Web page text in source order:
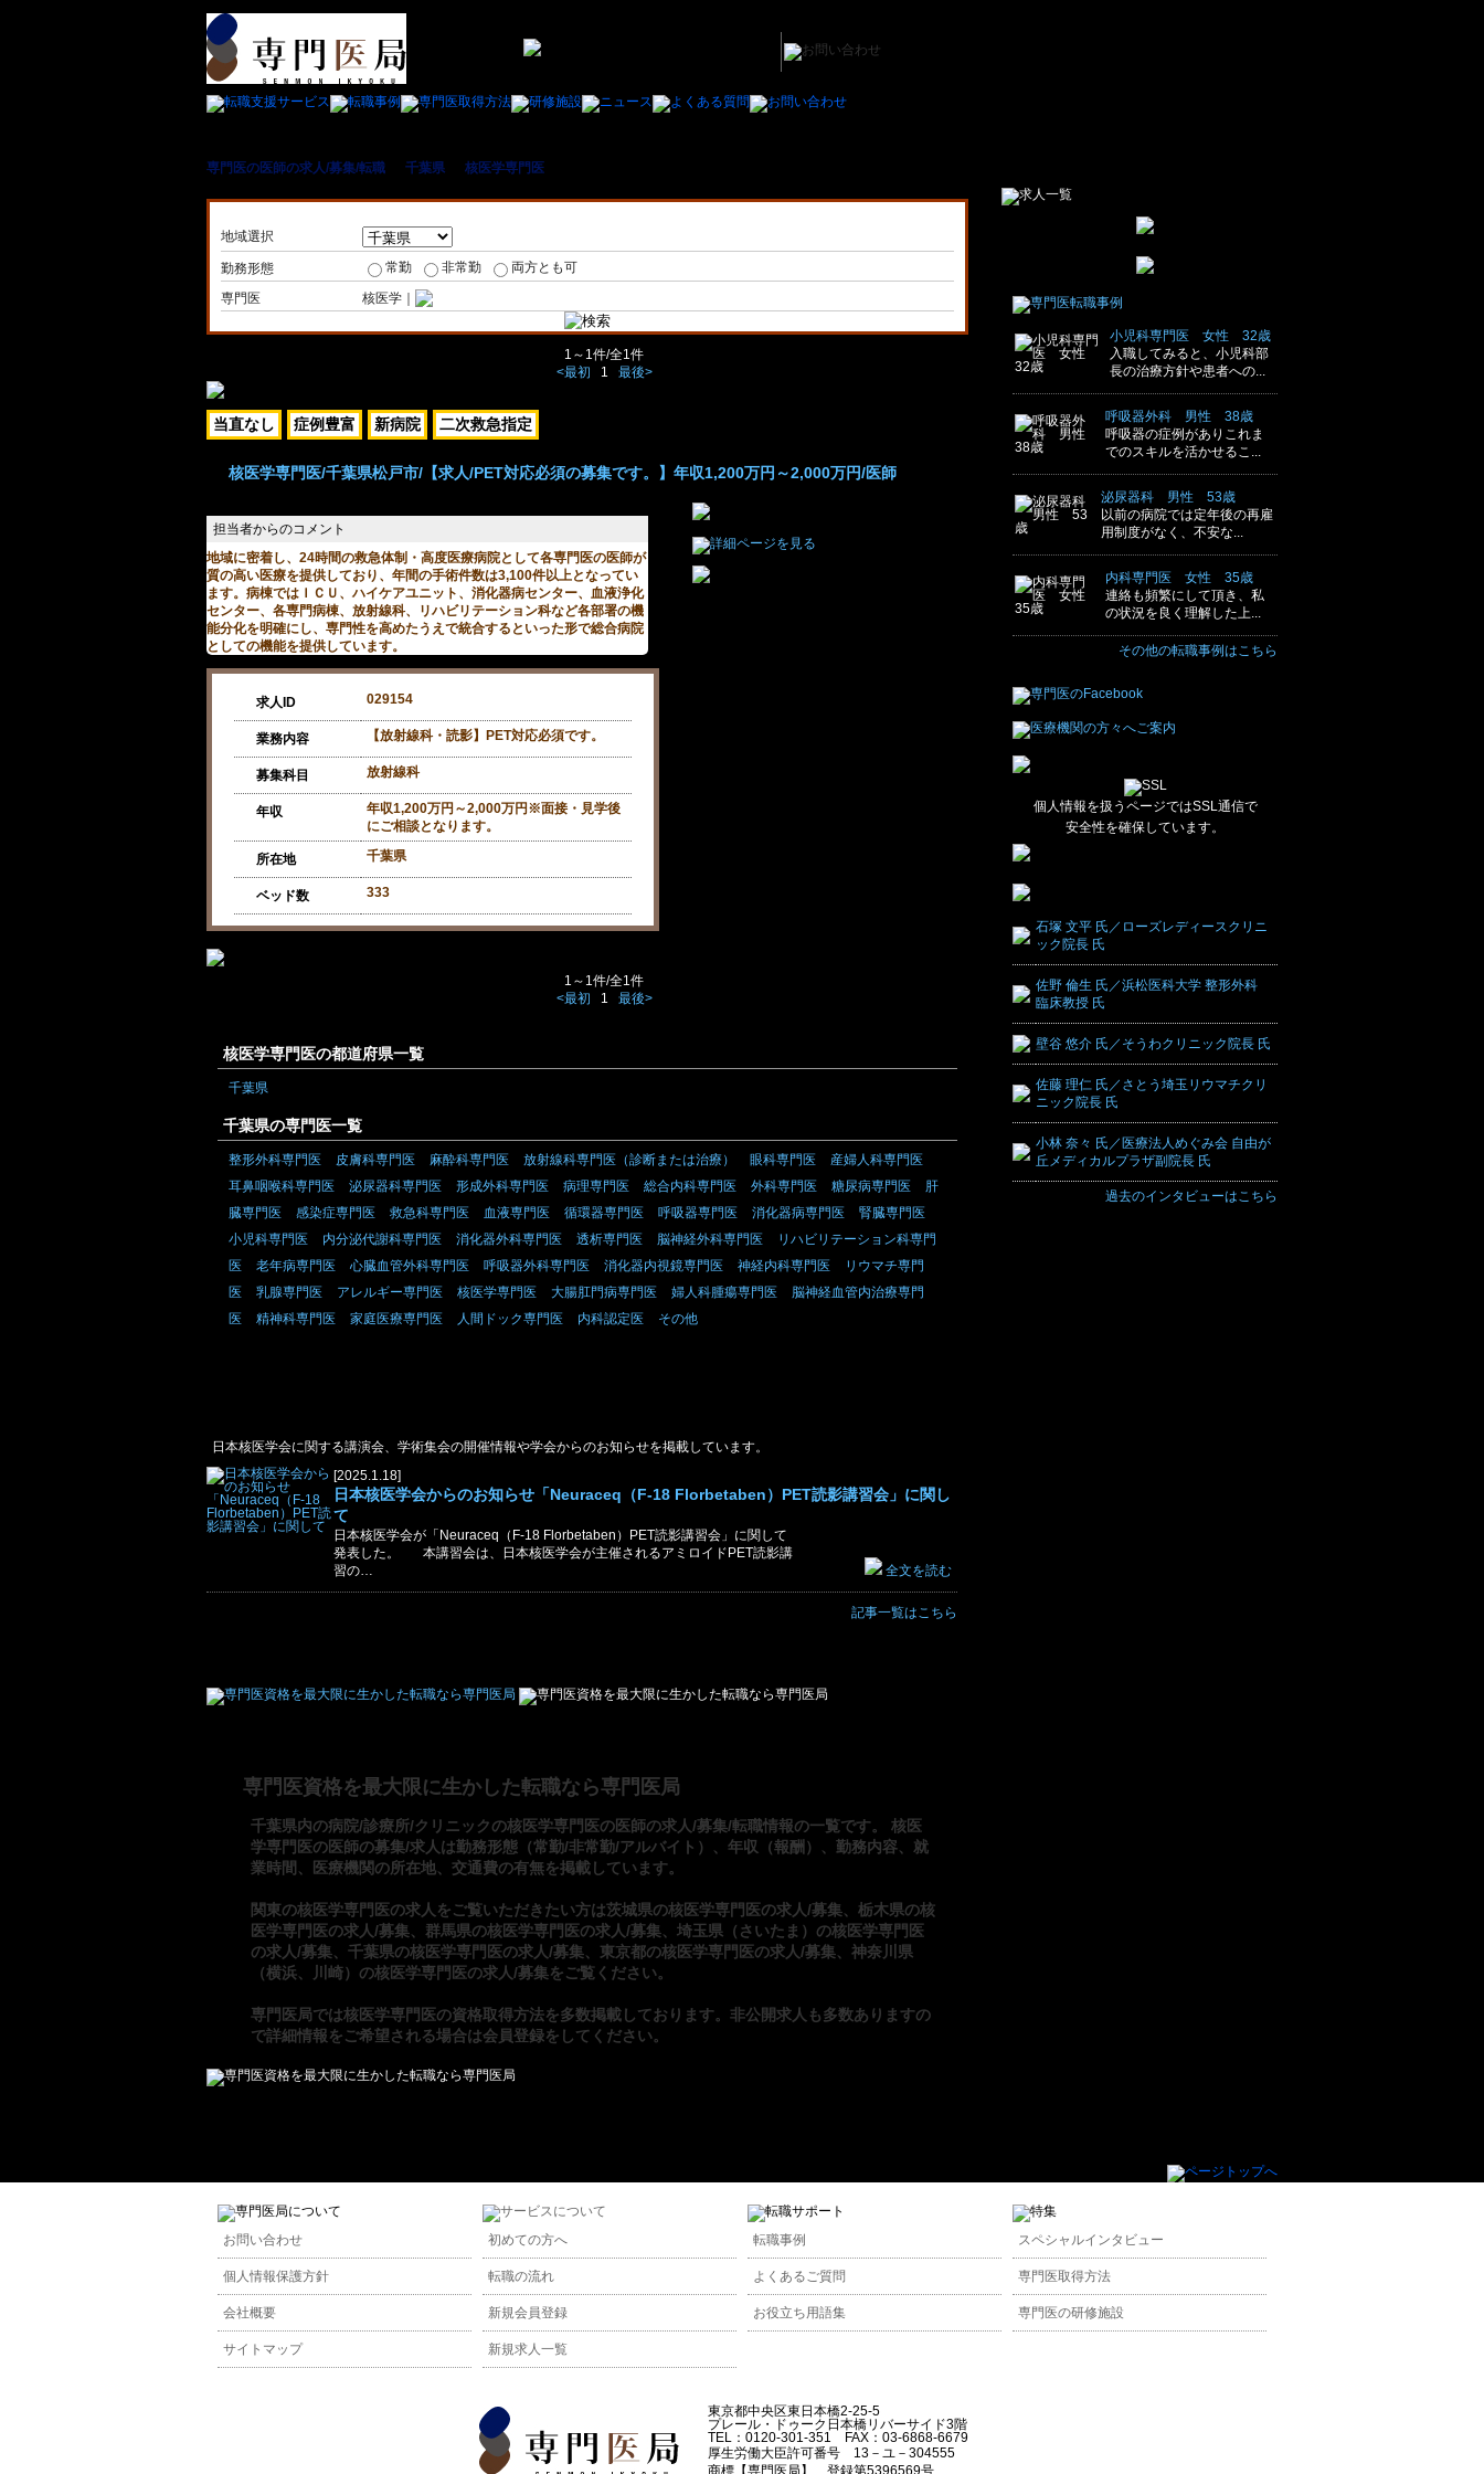
専門医の医師の求人/募集/転職 千葉県 核医学専門医
地域選択
勤務形態 常勤 非常勤
両方とも可
専門医
核医学｜
1～1件/全1件
<最初
1 最後>
当直なし 症例豊富 新病院 二次救急指定
核医学専門医/千葉県松戸市/【求人/PET対応必須の募集です。】年収1,200万円～2,000万円/医師
地域に密着し、24時間の救急体制・高度医療病院として各専門医の医師が
質の高い医療を提供しており、年間の手術件数は3,100件以上となってい
ます。病棟ではＩＣＵ、ハイケアユニット、消化器病センター、血液浄化
センター、各専門病棟、放射線科、リハビリテーション科など各部署の機
能分化を明確にし、専門性を高めたうえで統合するといった形で総合病院
としての機能を提供しています。
求人ID 029154
業務内容 【放射線科・読影】PET対応必須です。
募集科目 放射線科
年収
年収1,200万円～2,000万円※面接・見学後
にご相談となります。
所在地 千葉県
ベッド数 333
1～1件/全1件
<最初
1 最後>
核医学専門医の都道府県一覧
千葉県
千葉県の専門医一覧
整形外科専門医 皮膚科専門医 麻酔科専門医 放射線科専門医（診断または治療） 眼科専門医
産婦人科専門医
耳鼻咽喉科専門医
泌尿器科専門医 形成外科専門医 病理専門医 総合内科専門医 外科専門医 糖尿病専門医
肝
臓専門医
感染症専門医 救急科専門医 血液専門医 循環器専門医 呼吸器専門医 消化器病専門医
腎臓専門医
小児科専門医
内分泌代謝科専門医 消化器外科専門医 透析専門医 脳神経外科専門医
リハビリテーション科専門
医
老年病専門医 心臓血管外科専門医 呼吸器外科専門医 消化器内視鏡専門医 神経内科専門医
リウマチ専門
医
乳腺専門医 アレルギー専門医 核医学専門医 大腸肛門病専門医 婦人科腫瘍専門医
脳神経血管内治療専門
医
精神科専門医 家庭医療専門医 人間ドック専門医 内科認定医 その他
日本核医学会に関する講演会、学術集会の開催情報や学会からのお知らせを掲載しています。
[2025.1.18]
全文を読む
日本核医学会からのお知らせ「Neuraceq（F-18 Florbetaben）PET読影講習会」に関し
て
日本核医学会が「Neuraceq（F-18 Florbetaben）PET読影講習会」に関して
発表した。 本講習会は、日本核医学会が主催されるアミロイドPET読影講
習の…
記事一覧はこちら
専門医資格を最大限に生かした転職なら専門医局
千葉県内の病院/診療所/クリニックの核医学専門医の医師の求人/募集/転職情報の一覧です。 核医
学専門医の医師の募集/求人は勤務形態（常勤/非常勤/アルバイト）、年収（報酬）、勤務内容、就
業時間、医療機関の所在地、交通費の有無を掲載しています。
関東の核医学専門医の求人をご覧いただきたい方は茨城県の核医学専門医の求人/募集
栃木県の核
医学専門医の求人/募集
群馬県の核医学専門医の求人/募集
埼玉県（さいたま）の核医学専門医
の求人/募集
千葉県の核医学専門医の求人/募集 東京都の核医学専門医の求人/募集
神奈川県
（横浜、川崎）の核医学専門医の求人/募集をご覧ください。
専門医局では核医学専門医の資格取得方法を多数掲載しております。非公開求人も多数ありますの
で詳細情報をご希望される場合は会員登録をしてください。
小児科専門医 女性 32歳
入職してみると、小児科部
長の治療方針や患者への...
呼吸器外科 男性 38歳
呼吸器の症例がありこれま
でのスキルを活かせるこ...
泌尿器科 男性 53歳
以前の病院では定年後の再雇
用制度がなく、不安な...
内科専門医 女性 35歳
連絡も頻繁にして頂き、私
の状況を良く理解した上...
その他の転職事例はこちら
個人情報を扱うページではSSL通信で
安全性を確保しています。
石塚 文平 氏／ローズレディースクリニ
ック院長 氏
佐野 倫生 氏／浜松医科大学 整形外科
臨床教授 氏
壁谷 悠介 氏／そうわクリニック院長 氏
佐藤 理仁 氏／さとう埼玉リウマチクリ
ニック院長 氏
小林 奈々 氏／医療法人めぐみ会 自由が
丘メディカルプラザ副院長 氏
過去のインタビューはこちら
お問い合わせ
個人情報保護方針
会社概要
サイトマップ
初めての方へ
転職の流れ
新規会員登録
新規求人一覧
転職事例
よくあるご質問
お役立ち用語集
スペシャルインタビュー
専門医取得方法
専門医の研修施設
東京都中央区東日本橋2-25-5
プレール・ドゥーク日本橋リバーサイド3階
TEL：0120-301-351 FAX：03-6868-6679
厚生労働大臣許可番号 13－ユ－304555
商標【専門医局】 登録第5396569号